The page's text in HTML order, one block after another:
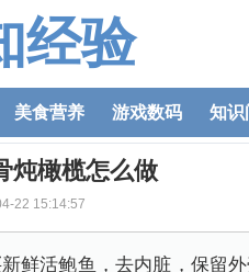
经验
美食营养 游戏数码 知识
炖橄榄怎么做
22 15:14:57
鲜活鲍鱼，去内脏，保留